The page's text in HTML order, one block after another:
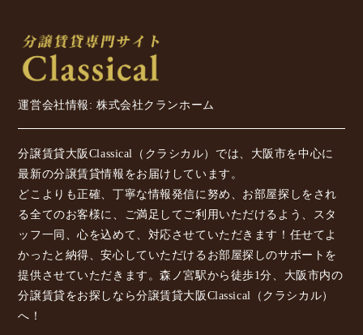
運営会社情報: 株式会社クランホーム
分譲賃貸大阪Classical（クラシカル）では、大阪市を中心に
最新の分譲賃貸情報をお届けしています。
どこよりも正確、丁寧な情報発信に努め、お部屋探しをされ
る全てのお客様に、ご満足してご利用いただけるよう、スタ
ッフ一同、心を込めて、対応させていただきます！任せてよ
かったと納得、安心していただけるお部屋探しのサポートを
提供させていただきます。森ノ宮駅から徒歩1分、大阪市内の
分譲賃貸をお探しなら分譲賃貸大阪Classical（クラシカル）
へ！